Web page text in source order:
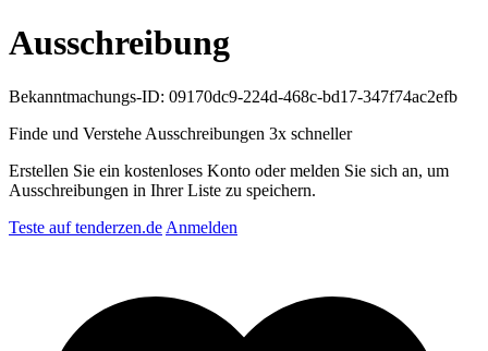
Ausschreibung
Bekanntmachungs-ID: 09170dc9-224d-468c-bd17-347f74ac2efb
Finde und Verstehe Ausschreibungen 3x schneller
Erstellen Sie ein kostenloses Konto oder melden Sie sich an, um
Ausschreibungen in Ihrer Liste zu speichern.
Teste auf tenderzen.de Anmelden